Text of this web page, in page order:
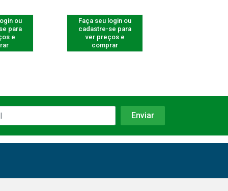
ou
para
e
Faça seu login ou
cadastre-se para
ver preços e
comprar